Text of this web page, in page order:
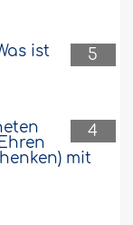
5
ist
4
mit